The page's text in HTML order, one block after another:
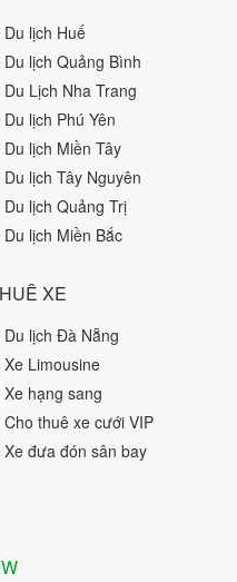
Du lịch Huế
Du lịch Quảng Bình
Du Lịch Nha Trang
Du lịch Phú Yên
Du lịch Miền Tây
Du lịch Tây Nguyên
Du lịch Quảng Trị
Du lịch Miền Bắc
XE
Du lịch Đà Nẵng
Xe Limousine
Xe hạng sang
Cho thuê xe cưới VIP
Xe đưa đón sân bay